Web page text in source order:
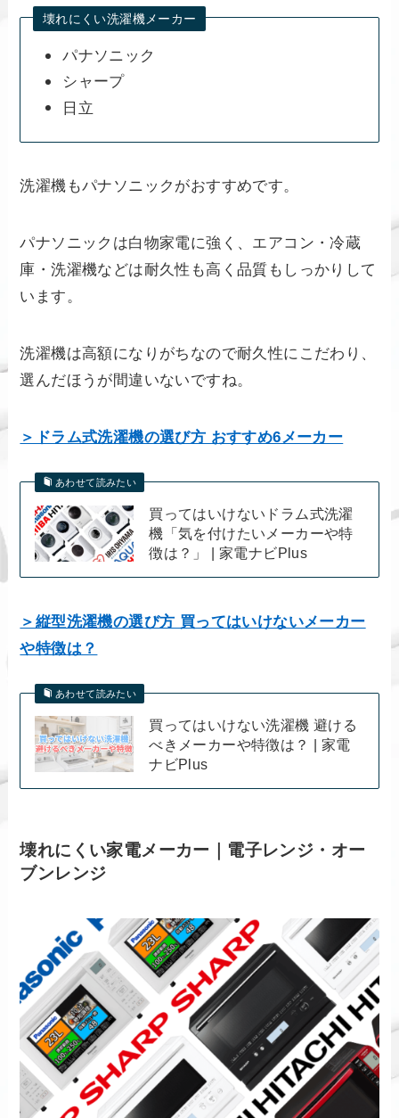
壊れにくい洗濯機メーカー
パナソニック
シャープ
日立
洗濯機もパナソニックがおすすめです。
パナソニックは白物家電に強く、エアコン・冷蔵
庫・洗濯機などは耐久性も高く品質もしっかりして
います。
洗濯機は高額になりがちなので耐久性にこだわり、
選んだほうが間違いないですね。
＞ドラム式洗濯機の選び方 おすすめ6メーカー
あわせて読みたい
買ってはいけないドラム式洗濯
機「気を付けたいメーカーや特
徴は？」 | 家電ナビPlus
＞縦型洗濯機の選び方 買ってはいけないメーカー
や特徴は？
あわせて読みたい
買ってはいけない洗濯機 避ける
べきメーカーや特徴は？ | 家電
ナビPlus
壊れにくい家電メーカー｜電子レンジ・オー
ブンレンジ